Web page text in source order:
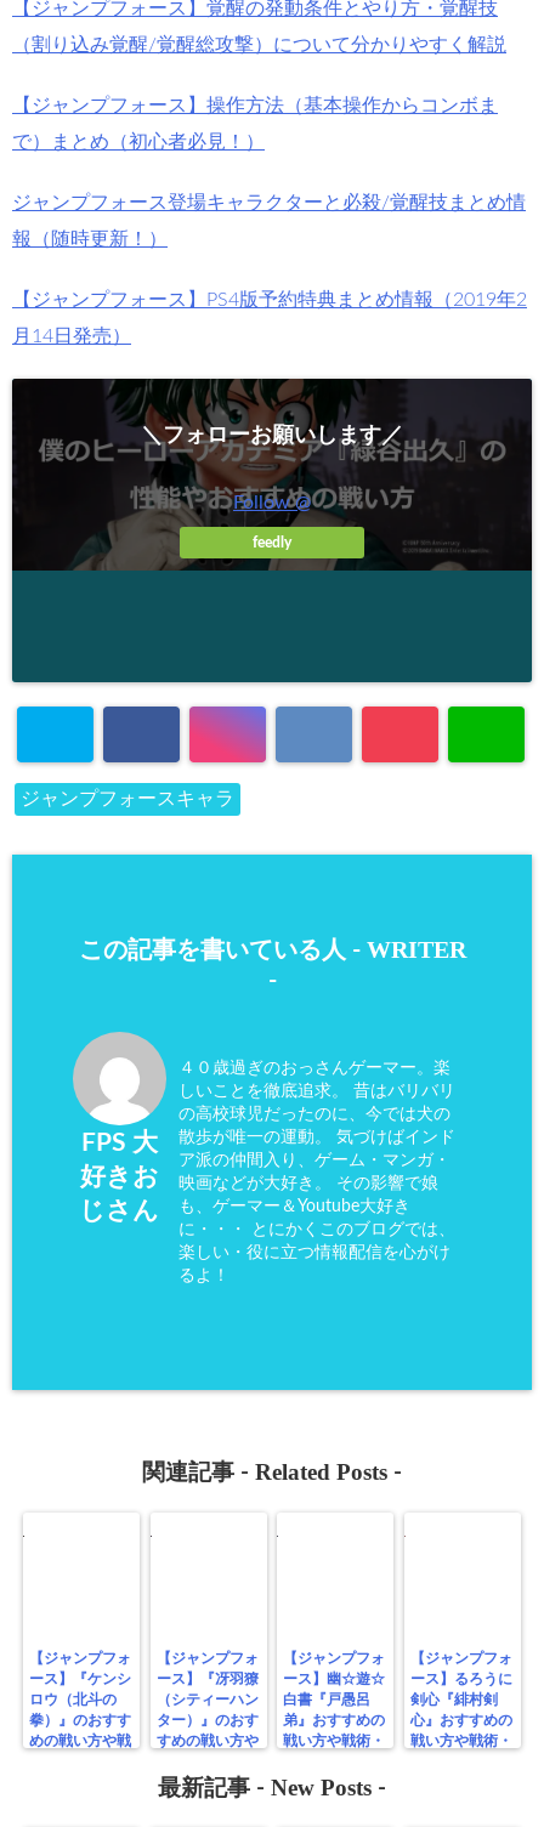
【ジャンプフォース】覚醒の発動条件とやり方・覚醒技
（割り込み覚醒/覚醒総攻撃）について分かりやすく解説
【ジャンプフォース】操作方法（基本操作からコンボま
で）まとめ（初心者必見！）
ジャンプフォース登場キャラクターと必殺/覚醒技まとめ情
報（随時更新！）
【ジャンプフォース】PS4版予約特典まとめ情報（2019年2
月14日発売）
＼フォローお願いします／
Follow @
feedly
ジャンプフォースキャラ
この記事を書いている人 - WRITER
-
FPS 大
好きお
じさん
４０歳過ぎのおっさんゲーマー。楽
しいことを徹底追求。 昔はバリバリ
の高校球児だったのに、今では犬の
散歩が唯一の運動。 気づけばインド
ア派の仲間入り、ゲーム・マンガ・
映画などが大好き。 その影響で娘
も、ゲーマー＆Youtube大好き
に・・・ とにかくこのブログでは、
楽しい・役に立つ情報配信を心がけ
るよ！
関連記事 - Related Posts -
【ジャンプフォ
ース】『ケンシ
ロウ（北斗の
拳）』のおすす
めの戦い方や戦
【ジャンプフォ
ース】『冴羽獠
（シティーハン
ター）』のおす
すめの戦い方や
を検証
【ジャンプフォ
ース】幽☆遊☆
白書『戸愚呂
弟』おすすめの
戦い方や戦術・
【ジャンプフォ
ース】るろうに
剣心『緋村剣
心』おすすめの
戦い方や戦術・
最新記事 - New Posts -